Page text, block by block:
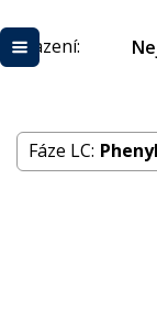
Řazení:
Fáze LC: